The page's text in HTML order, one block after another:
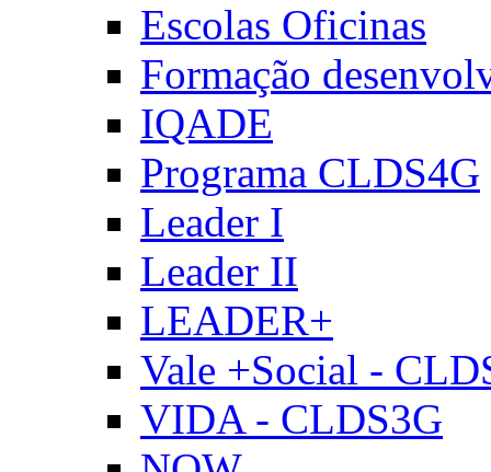
Escolas Oficinas
Formação
IQADE
Programa CLDS4G
Leader I
Leader II
LEADER+
Vale +Social -
VIDA - CLDS3G